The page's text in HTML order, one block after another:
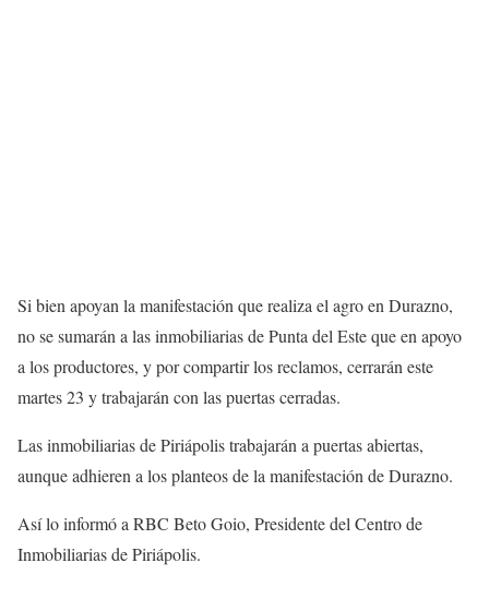
Si bien apoyan la manifestación que realiza el agro en Durazno,
no se sumarán a las inmobiliarias de Punta del Este que en apoyo
a los productores, y por compartir los reclamos, cerrarán este
martes 23 y trabajarán con las puertas cerradas.
Las inmobiliarias de Piriápolis trabajarán a puertas abiertas,
aunque adhieren a los planteos de la manifestación de Durazno.
Así lo informó a RBC Beto Goio, Presidente del Centro de
Inmobiliarias de Piriápolis.